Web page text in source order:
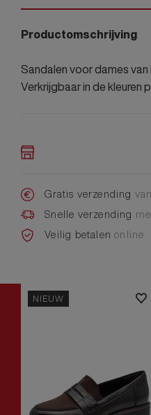
Productomschrijving
Sandalen voor dames
Verkrijgbaar in de kleuren
Gratis verzending
Snelle verzending
Veilig betalenonline
NIEUW